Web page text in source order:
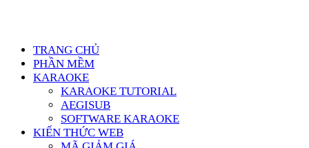
TRANG CHỦ
PHẦN MỀM
KARAOKE
KARAOKE TUTORIAL
AEGISUB
SOFTWARE KARAOKE
KIẾN THỨC WEB